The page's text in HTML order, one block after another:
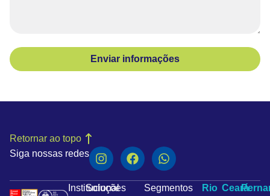
Enviar informações
Siga nossas redes
Retornar ao topo
Institucional
Soluções Segmentos
Rio Ceará